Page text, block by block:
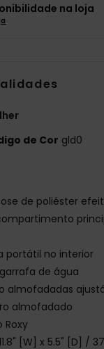
na loja
de Cor gld0
de poliéster
portátil no interior
de água
almofadadas
almofadado
Roxy
[W] x 5.5" [D] /